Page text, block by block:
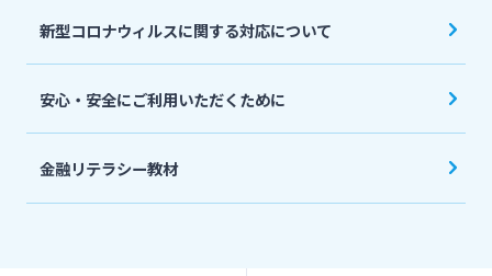
お問い合わせ先一覧
新型コロナウィルスに関する対応について
安心・安全にご利用いただくために
金融リテラシー教材